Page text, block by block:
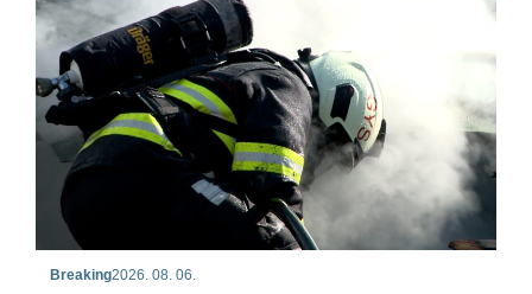
Breaking2026. 08. 06.